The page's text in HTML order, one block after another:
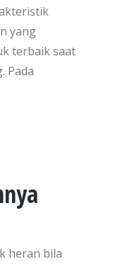
yang
terbaik saat
Pada
heran bila